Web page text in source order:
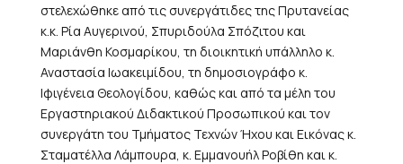
στελεχώθηκε από τις συνεργάτιδες της Πρυτανείας
κ.κ. Ρία Αυγερινού, Σπυριδούλα Σπόζιτου και
Μαριάνθη Κοσμαρίκου, τη διοικητική υπάλληλο κ.
Αναστασία Ιωακειμίδου, τη δημοσιογράφο κ.
Ιφιγένεια Θεολογίδου, καθώς και από τα μέλη του
Εργαστηριακού Διδακτικού Προσωπικού και τον
συνεργάτη του Τμήματος Τεχνών Ήχου και Εικόνας κ.
Σταματέλλα Λάμπουρα, κ. Εμμανουήλ Ροβίθη και κ.